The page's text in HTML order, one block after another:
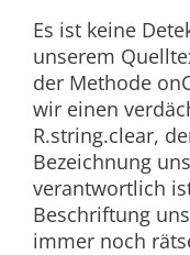
Es ist keine
unserem
der Methode
wir einen
R.string.clear,
Bezeichnung
verantwortlich
Beschriftung
immer noch